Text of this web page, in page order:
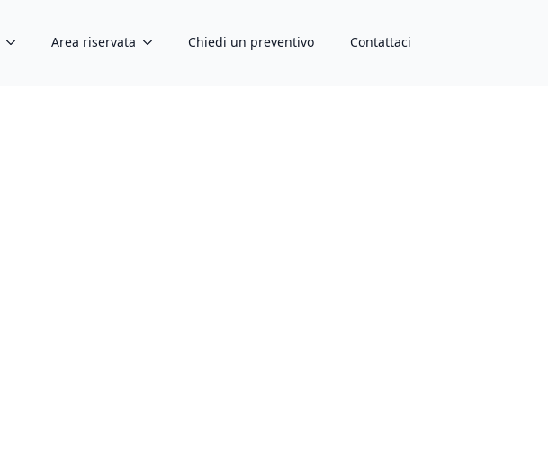
Area riservata Chiedi un preventivo Contattaci